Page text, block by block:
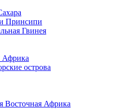
Принсипи
Гвинея
Африка
острова
Восточная Африка